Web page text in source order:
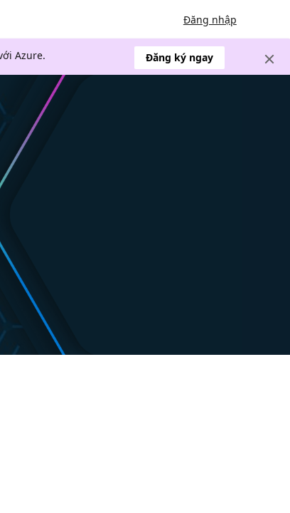
Đăng nhập
Azure. Đăng ký ngay